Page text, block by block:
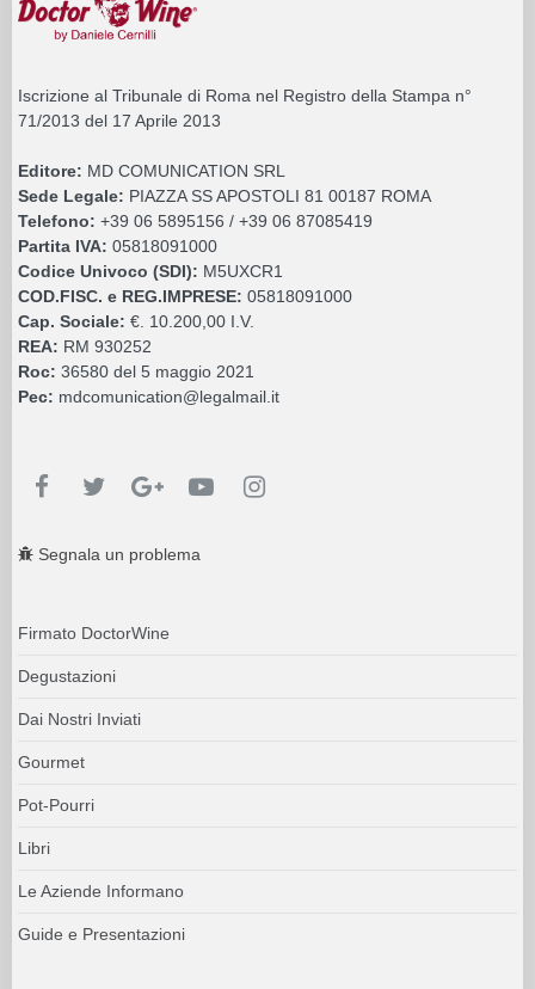
Iscrizione al Tribunale di Roma nel Registro della Stampa n°
71/2013 del 17 Aprile 2013
Editore: MD COMUNICATION SRL
Sede Legale: PIAZZA SS APOSTOLI 81 00187 ROMA
Telefono: +39 06 5895156 / +39 06 87085419
Partita IVA: 05818091000
Codice Univoco (SDI): M5UXCR1
COD.FISC. e REG.IMPRESE: 05818091000
Cap. Sociale: €. 10.200,00 I.V.
REA: RM 930252
Roc: 36580 del 5 maggio 2021
Pec: mdcomunication@legalmail.it
Segnala un problema
Firmato DoctorWine
Degustazioni
Dai Nostri Inviati
Gourmet
Pot-Pourri
Libri
Le Aziende Informano
Guide e Presentazioni